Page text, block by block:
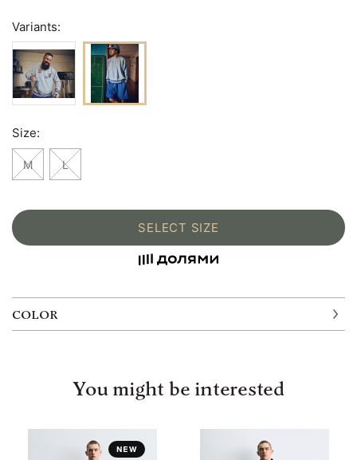
Variants:
Size:
M L
SELECT SIZE
COLOR
You might be interested